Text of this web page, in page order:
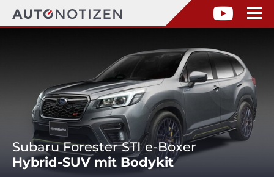
Subaru Forester STI e-Boxer
Hybrid-SUV mit Bodykit